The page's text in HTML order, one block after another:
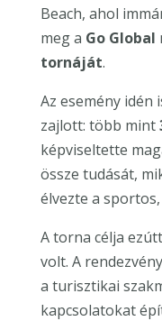
Beach, ahol
meg a Go Global
tornáját.
Az esemény idén
zajlott: több mint
képviseltette
össze tudását,
élvezte a
A torna célja
volt. A
a turisztikai
kapcsolatokat